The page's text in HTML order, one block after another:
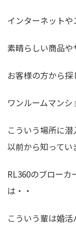
インターネットや
素晴らしい商品や
お客様の方から探
ワンルームマンシ
こういう場所に
以前から知ってい
RL360のブロー
は・・
こういう輩は婚